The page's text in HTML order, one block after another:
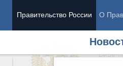
Правительство России О
Вице-